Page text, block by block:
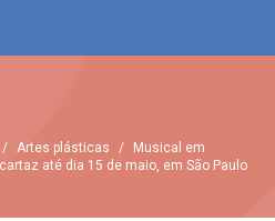
/ Artes plásticas /
Musical em
até dia 15 de maio, em São Paulo